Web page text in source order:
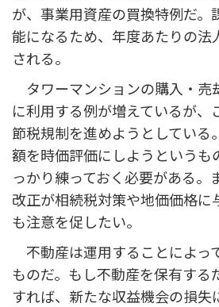
が、事業用資産の買換特例だ。
能になるため、年度あたりの法
される。
タワーマンションの購入・売
に利用する例が増えているが、
節税規制を進めようとしている
額を時価評価にしようというも
っかり練っておく必要がある。
改正が相続税対策や地価価格に
も注意を促したい。
不動産は運用することによっ
ものだ。もし不動産を保有する
すれば、新たな収益機会の損失